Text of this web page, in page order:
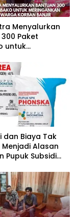
Menyalurkan
Paket
untuk
dan Biaya Tak
Alasan
Pupuk Subsidi